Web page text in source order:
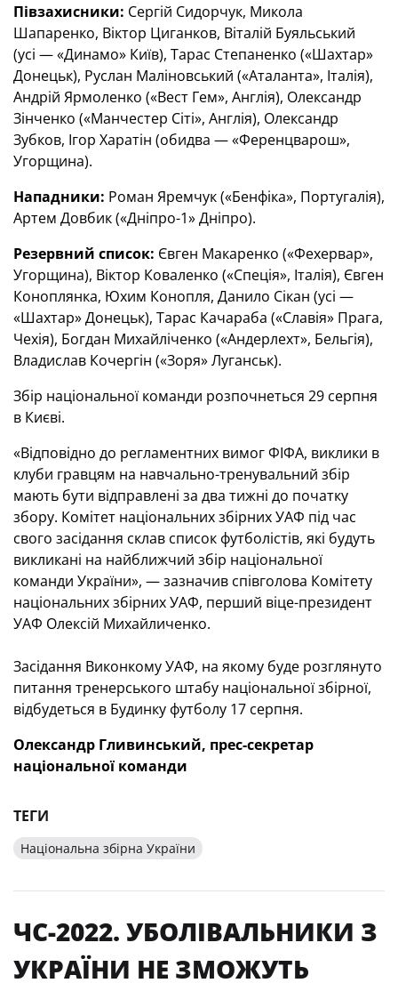
Півзахисники: Сергій Сидорчук, Микола
Шапаренко, Віктор Циганков, Віталій Буяльський
(усі — «Динамо» Київ), Тарас Степаненко («Шахтар»
Донецьк), Руслан Маліновський («Аталанта», Італія),
Андрій Ярмоленко («Вест Гем», Англія), Олександр
Зінченко («Манчестер Сіті», Англія), Олександр
Зубков, Ігор Харатін (обидва — «Ференцварош»,
Угорщина).
Нападники: Роман Яремчук («Бенфіка», Португалія),
Артем Довбик («Дніпро-1» Дніпро).
Резервний список: Євген Макаренко («Фехервар»,
Угорщина), Віктор Коваленко («Спеція», Італія), Євген
Коноплянка, Юхим Конопля, Данило Сікан (усі —
«Шахтар» Донецьк), Тарас Качараба («Славія» Прага,
Чехія), Богдан Михайліченко («Андерлехт», Бельгія),
Владислав Кочергін («Зоря» Луганськ).
Збір національної команди розпочнеться 29 серпня
в Києві.
«Відповідно до регламентних вимог ФІФА, виклики в
клуби гравцям на навчально-тренувальний збір
мають бути відправлені за два тижні до початку
збору. Комітет національних збірних УАФ під час
свого засідання склав список футболістів, які будуть
викликані на найближчий збір національної
команди України», — зазначив співголова Комітету
національних збірних УАФ, перший віце-президент
УАФ Олексій Михайличенко.
Засідання Виконкому УАФ, на якому буде розглянуто
питання тренерського штабу національної збірної,
відбудеться в Будинку футболу 17 серпня.
Олександр Гливинський, прес-секретар
національної команди
ТЕГИ
Національна збірна України
ЧС-2022. УБОЛІВАЛЬНИКИ З
УКРАЇНИ НЕ ЗМОЖУТЬ